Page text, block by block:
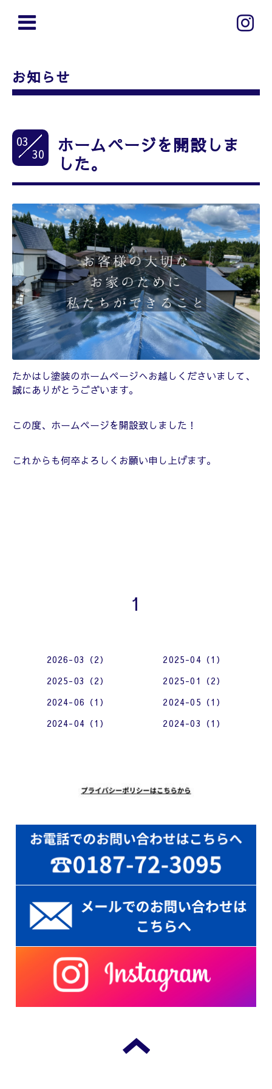
お知らせ
03
30
ホームページを開設しま
した。
たかはし塗装のホームページへお越しくださいまして、
誠にありがとうございます。
この度、ホームページを開設致しました！
これからも何卒よろしくお願い申し上げます。
1
2026-03（2）
2025-04（1）
2025-03（2）
2025-01（2）
2024-06（1）
2024-05（1）
2024-04（1）
2024-03（1）